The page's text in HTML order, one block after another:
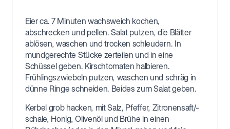
Eier ca. 7 Minuten wachsweich kochen,
abschrecken und pellen. Salat putzen, die Blätter
ablösen, waschen und trocken schleudern. In
mundgerechte Stücke zerteilen und in eine
Schüssel geben. Kirschtomaten halbieren.
Frühlingszwiebeln putzen, waschen und schräg in
dünne Ringe schneiden. Beides zum Salat geben.
Kerbel grob hacken, mit Salz, Pfeffer, Zitronensaft/-
schale, Honig, Olivenöl und Brühe in einen